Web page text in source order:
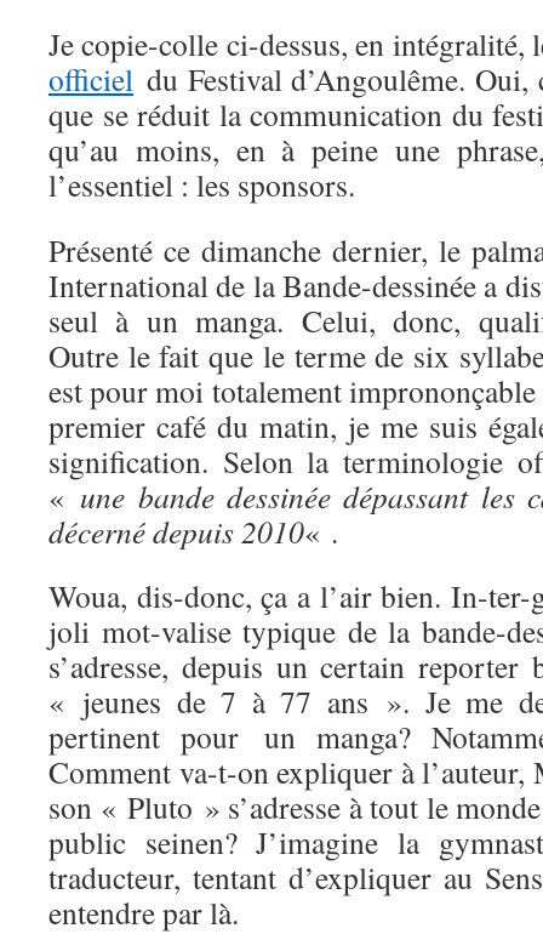
Je copie-colle ci-dessus, en
officiel du Festival d’Angoulême. Oui,
que se réduit la communication du
qu’au moins, en à peine une
l’essentiel : les sponsors.
Présenté ce dimanche dernier, le
International de la Bande-dessinée a
seul à un manga. Celui, donc,
Outre le fait que le terme de six
est pour moi totalement imprononçable
premier café du matin, je me suis
signification. Selon la terminologie
« une bande dessinée dépassant les
décerné depuis 2010« .
Woua, dis-donc, ça a l’air bien. In-
joli mot-valise typique de la bande-
s’adresse, depuis un certain reporter
« jeunes de 7 à 77 ans ». Je me
pertinent pour un manga?
Comment va-t-on expliquer à l’auteur,
son « Pluto » s’adresse à tout le
public seinen? J’imagine la
traducteur, tentant d’expliquer au
entendre par là.